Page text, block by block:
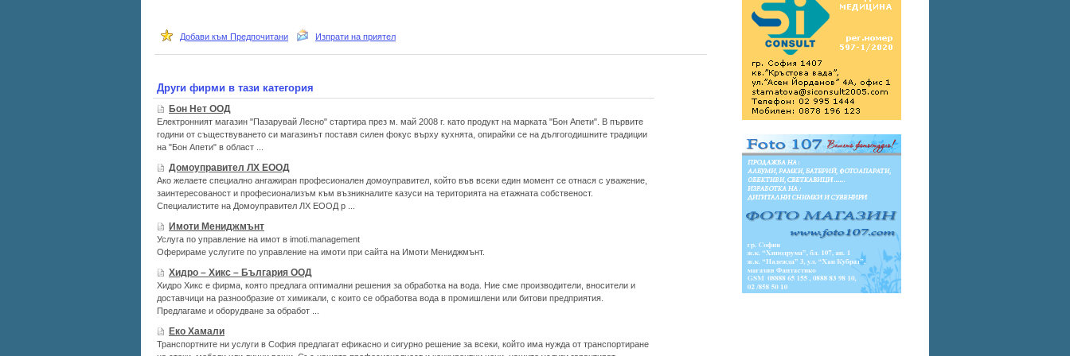
Добави към Предпочитани Изпрати на приятел
Други фирми в тази категория
Бон Нет ООД
Електронният магазин "Пазарувай Лесно" стартира през м. май 2008 г. като продукт на марката "Бон Апети". В първите
години от съществуването си магазинът поставя силен фокус върху кухнята, опирайки се на дългогодишните традиции
на "Бон Апети" в област ...
Домоуправител ЛХ ЕООД
Ако желаете специално ангажиран професионален домоуправител, който във всеки един момент се отнася с уважение,
заинтересованост и професионализъм към възникналите казуси на територията на етажната собственост.
Специалистите на Домоуправител ЛХ ЕООД р ...
Имоти Мениджмънт
Услуга по управление на имот в imoti.management
Оферираме услугите по управление на имоти при сайта на Имоти Мениджмънт.
Хидро – Хикс – България ООД
Хидро Хикс е фирма, която предлага оптимални решения за обработка на вода. Ние сме производители, вносители и
доставчици на разнообразие от химикали, с които се обработва вода в промишлени или битови предприятия.
Предлагаме и оборудване за обработ ...
Еко Хамали
Транспортните ни услуги в София предлагат ефикасно и сигурно решение за всеки, който има нужда от транспортиране